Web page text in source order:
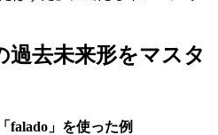
過去未来形をマスタ
「falado」を使った例